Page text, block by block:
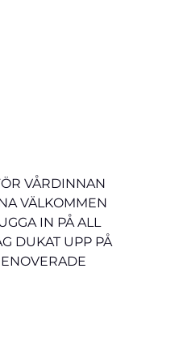
VÅRDINNAN
VÄLKOMMEN
IN PÅ ALL
DUKAT UPP PÅ